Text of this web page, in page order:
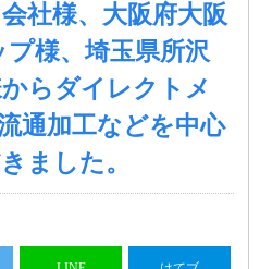
社様、大阪府大阪
様、埼玉県所沢
らダイレクトメ
通加工などを中心
ました。